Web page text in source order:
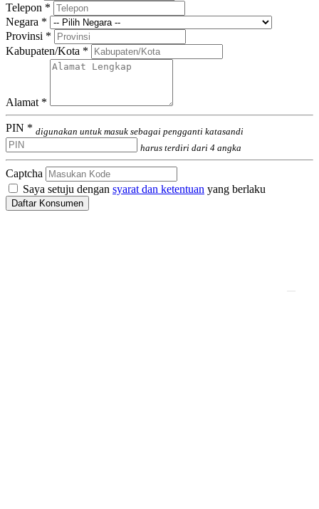
Telepon *
Negara *
Provinsi *
Kabupaten/Kota *
Alamat *
PIN * digunakan untuk masuk sebagai pengganti katasandi
harus terdiri dari 4 angka
Captcha
Saya setuju dengan syarat dan ketentuan yang berlaku
Daftar Konsumen